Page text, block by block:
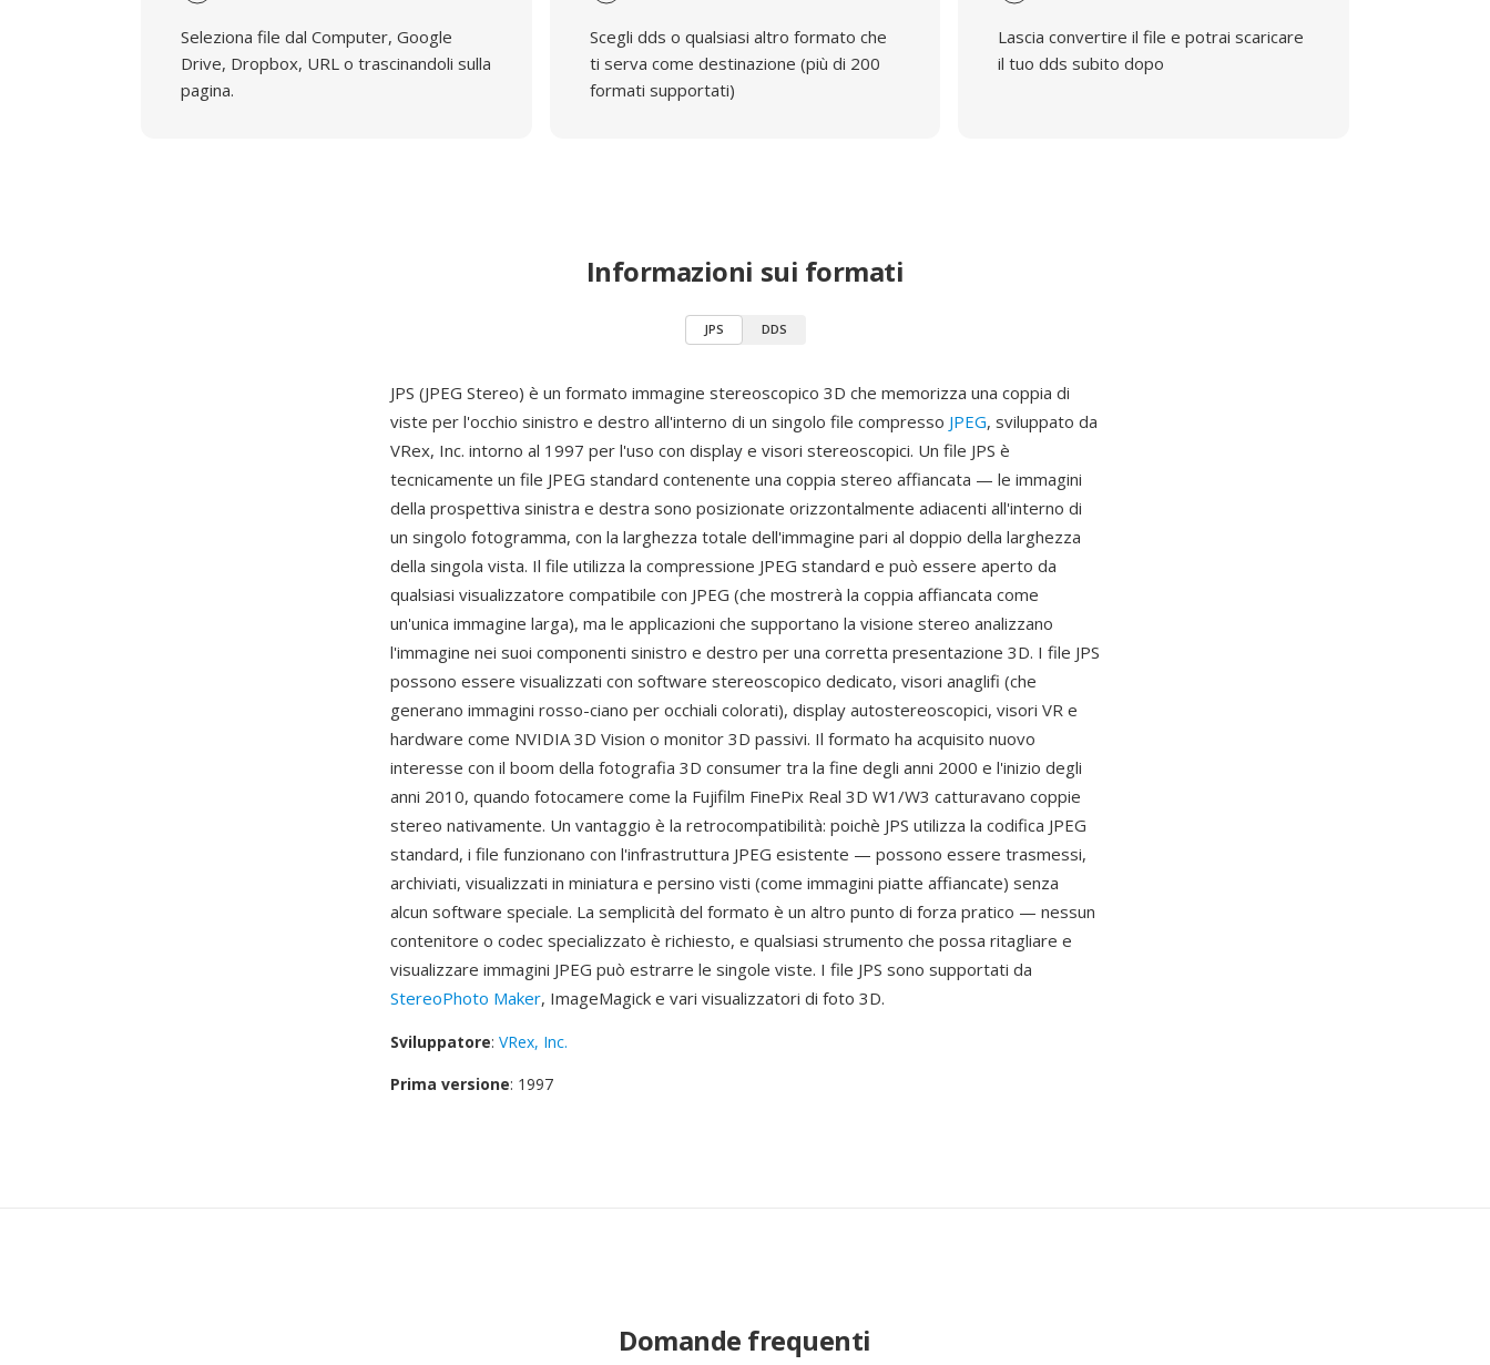
Seleziona file dal Computer, Google
Drive, Dropbox, URL o trascinandoli sulla
pagina.
Scegli dds o qualsiasi altro formato che
ti serva come destinazione (più di 200
formati supportati)
Lascia convertire il file e potrai scaricare
il tuo dds subito dopo
Informazioni sui formati
JPS DDS
JPS (JPEG Stereo) è un formato immagine stereoscopico 3D che memorizza una coppia di
viste per l'occhio sinistro e destro all'interno di un singolo file compresso JPEG, sviluppato da
VRex, Inc. intorno al 1997 per l'uso con display e visori stereoscopici. Un file JPS è
tecnicamente un file JPEG standard contenente una coppia stereo affiancata — le immagini
della prospettiva sinistra e destra sono posizionate orizzontalmente adiacenti all'interno di
un singolo fotogramma, con la larghezza totale dell'immagine pari al doppio della larghezza
della singola vista. Il file utilizza la compressione JPEG standard e può essere aperto da
qualsiasi visualizzatore compatibile con JPEG (che mostrerà la coppia affiancata come
un'unica immagine larga), ma le applicazioni che supportano la visione stereo analizzano
l'immagine nei suoi componenti sinistro e destro per una corretta presentazione 3D. I file JPS
possono essere visualizzati con software stereoscopico dedicato, visori anaglifi (che
generano immagini rosso-ciano per occhiali colorati), display autostereoscopici, visori VR e
hardware come NVIDIA 3D Vision o monitor 3D passivi. Il formato ha acquisito nuovo
interesse con il boom della fotografia 3D consumer tra la fine degli anni 2000 e l'inizio degli
anni 2010, quando fotocamere come la Fujifilm FinePix Real 3D W1/W3 catturavano coppie
stereo nativamente. Un vantaggio è la retrocompatibilità: poichè JPS utilizza la codifica JPEG
standard, i file funzionano con l'infrastruttura JPEG esistente — possono essere trasmessi,
archiviati, visualizzati in miniatura e persino visti (come immagini piatte affiancate) senza
alcun software speciale. La semplicità del formato è un altro punto di forza pratico — nessun
contenitore o codec specializzato è richiesto, e qualsiasi strumento che possa ritagliare e
visualizzare immagini JPEG può estrarre le singole viste. I file JPS sono supportati da
StereoPhoto Maker, ImageMagick e vari visualizzatori di foto 3D.
Sviluppatore: VRex, Inc.
Prima versione: 1997
Domande frequenti